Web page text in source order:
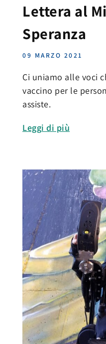
Lettera al
Speranza
09 MARZO 2021
Ci uniamo alle voci
vaccino per le
assiste.
Leggi di più